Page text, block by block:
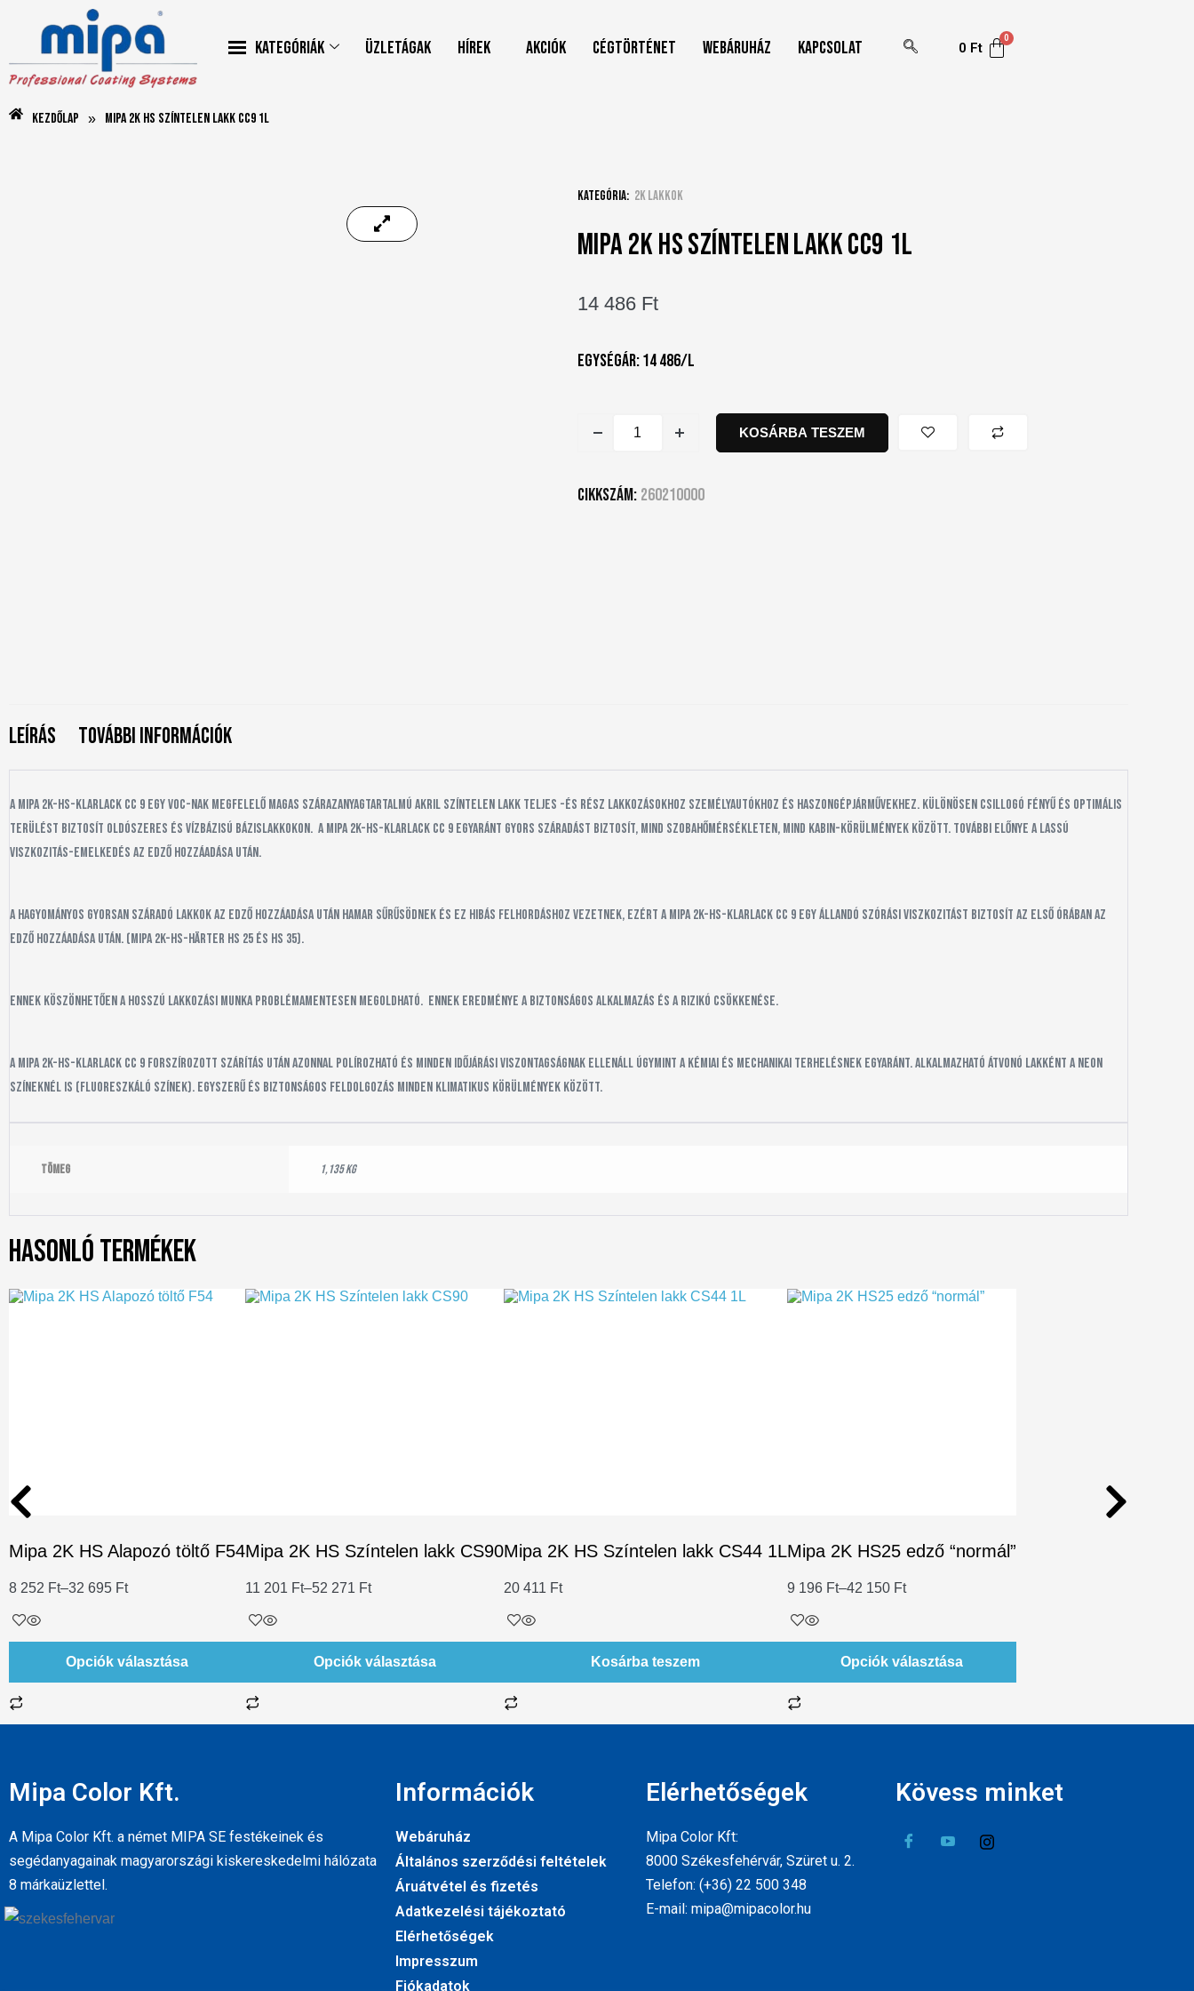
Kategóriák Üzletágak Hírek Akciók Cégtörténet Webáruház Kapcsolat 0 Ft
Kezdőlap » Mipa 2K HS Színtelen lakk CC9 1L
Kategória: 2K lakkok
MIPA 2K HS SZÍNTELEN LAKK CC9 1L
14 486 Ft
Egységár: 14 486/l
KOSÁRBA TESZEM
Cikkszám: 260210000
Leírás További információk
A Mipa 2K-HS-Klarlack CC 9 egy VOC-nak megfelelő magas szárazanyagtartalmú akril színtelen lakk teljes -és rész lakkozásokhoz személyautókhoz és haszongépjárművekhez. Különösen csillogó fényű és optimális
terülést biztosít oldószeres és vízbázisú bázislakkokon. A Mipa 2K-HS-Klarlack CC 9 egyaránt gyors száradást biztosít, mind szobahőmérsékleten, mind kabin-körülmények között. További előnye a lassú
viszkozitás-emelkedés az edző hozzáadása után.
A hagyományos gyorsan száradó lakkok az edző hozzáadása után hamar sűrűsödnek és ez hibás felhordáshoz vezetnek, ezért a Mipa 2K-HS-Klarlack CC 9 egy állandó szórási viszkozitást biztosít az első órában az
edző hozzáadása után. (Mipa 2K-HS-Härter HS 25 és HS 35).
Ennek köszönhetően a hosszú lakkozási munka problémamentesen megoldható. Ennek eredménye a biztonságos alkalmazás és a rizikó csökkenése.
A Mipa 2K-HS-Klarlack CC 9 forszírozott szárítás után azonnal polírozható és minden időjárási viszontagságnak ellenáll úgymint a kémiai és mechanikai terhelésnek egyaránt. Alkalmazható átvonó lakként a neon
színeknél is (fluoreszkáló színek). Egyszerű és biztonságos feldolgozás minden klimatikus körülmények között.
Tömeg 1,135 kg
Hasonló termékek
Mipa 2K HS Alapozó töltő F54
8 252 Ft–32 695 Ft
Opciók választása
Mipa 2K HS Színtelen lakk CS90
11 201 Ft–52 271 Ft
Opciók választása
Mipa 2K HS Színtelen lakk CS44 1L
20 411 Ft
Kosárba teszem
Mipa 2K HS25 edző “normál”
9 196 Ft–42 150 Ft
Opciók választása
Mipa Color Kft.
A Mipa Color Kft. a német MIPA SE festékeinek és
segédanyagainak magyarországi kiskereskedelmi hálózata
8 márkaüzlettel.
Információk
Webáruház
Általános szerződési feltételek
Áruátvétel és fizetés
Adatkezelési tájékoztató
Elérhetőségek
Impresszum
Fiókadatok
Elérhetőségek
Mipa Color Kft:
8000 Székesfehérvár, Szüret u. 2.
Telefon: (+36) 22 500 348
E-mail: mipa@mipacolor.hu
Kövess minket